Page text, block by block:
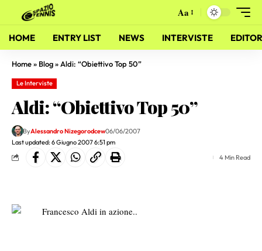
Aa
HOME ENTRY LIST NEWS INTERVISTE
Home» Blog» Aldi: “Obiettivo Top 50”
Le Interviste
Aldi: “Obiettivo Top 50”
Last updated: 6 Giugno 2007 6:51 pm
ByAlessandro Nizegorodcew06/06/2007
4 Min Read